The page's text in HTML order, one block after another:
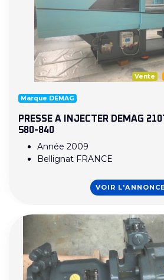
Vente
Marque DEMAG
PRESSE A INJECTER DEMAG
580-840
Année 2009
Bellignat FRANCE
VOIR L'ANNONCE